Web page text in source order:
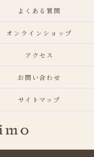
よくある質問
オンラインショップ
アクセス
お問い合わせ
サイトマップ